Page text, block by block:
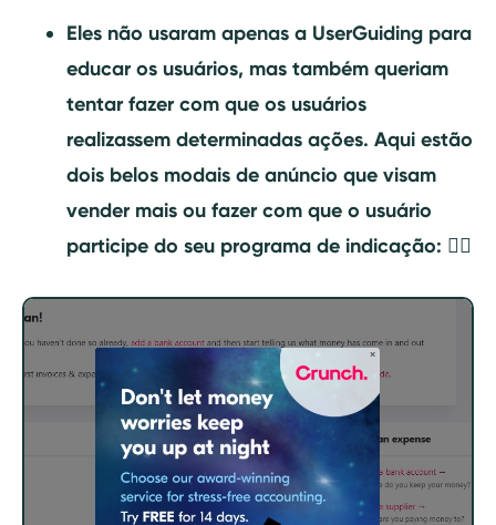
Eles não usaram apenas a UserGuiding para
educar os usuários, mas também queriam
tentar fazer com que os usuários
realizassem determinadas ações. Aqui estão
dois belos modais de anúncio que visam
vender mais ou fazer com que o usuário
participe do seu programa de indicação: 👇🏻